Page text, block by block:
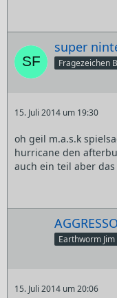
super
Fragezeichen
15. Juli 2014 um 19:30
oh geil m.a.s.k
hurricane den
auch ein teil aber
Earthworm Jim
15. Juli 2014 um 20:06